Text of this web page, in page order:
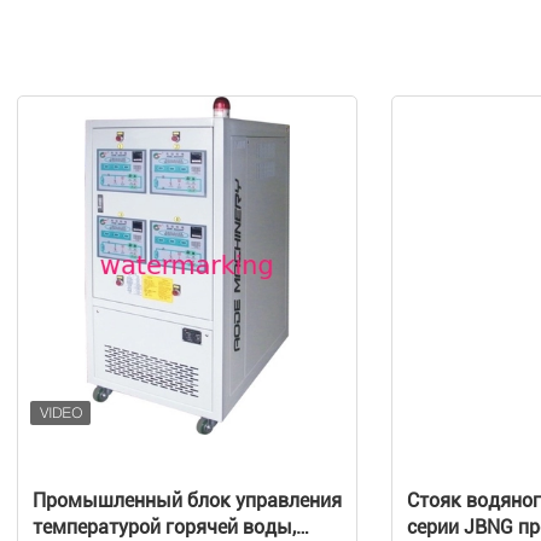
Промышленный блок управления
температурой горячей воды,
Стояк
серии JBNG